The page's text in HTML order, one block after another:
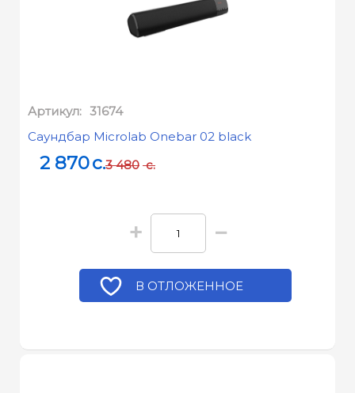
Артикул: 31674
Саундбар Microlab Onebar 02 black
2 870c.3 480 c.
+ −
В ОТЛОЖЕННОЕ